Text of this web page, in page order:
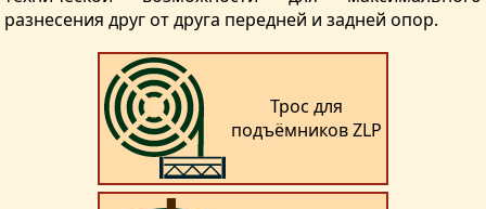
разнесения друг от друга передней и задней опор.
Трос для
подъёмников ZLP